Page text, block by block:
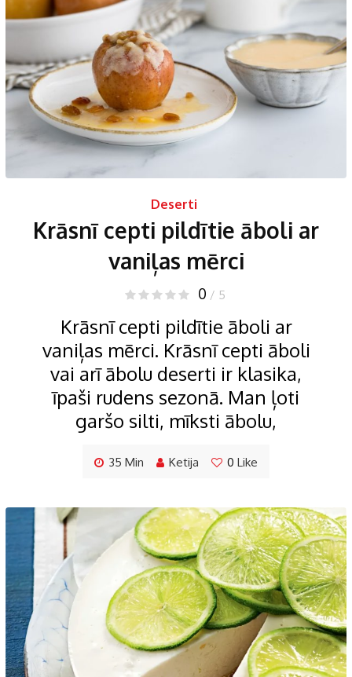
Deserti
Krāsnī cepti pildītie āboli ar
vaniļas mērci
0 / 5
Krāsnī cepti pildītie āboli ar
vaniļas mērci. Krāsnī cepti āboli
vai arī ābolu deserti ir klasika,
īpaši rudens sezonā. Man ļoti
garšo silti, mīksti ābolu,
35 Min Ketija 0 Like